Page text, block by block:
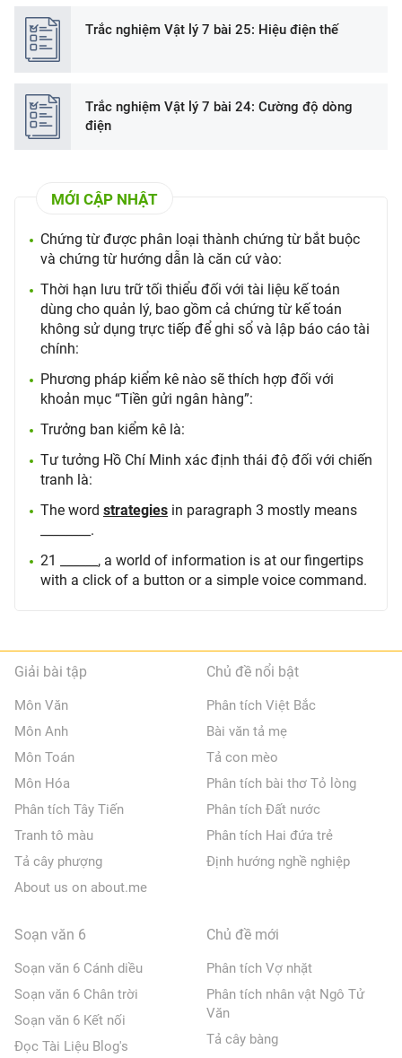
Trắc nghiệm Vật lý 7 bài 25: Hiệu điện thế
Trắc nghiệm Vật lý 7 bài 24: Cường độ dòng
điện
MỚI CẬP NHẬT
Chứng từ được phân loại thành chứng từ bắt buộc
và chứng từ hướng dẫn là căn cứ vào:
Thời hạn lưu trữ tối thiểu đối với tài liệu kế toán
dùng cho quản lý, bao gồm cả chứng từ kế toán
không sử dụng trực tiếp để ghi sổ và lập báo cáo tài
chính:
Phương pháp kiểm kê nào sẽ thích hợp đối với
khoản mục “Tiền gửi ngân hàng”:
Trưởng ban kiểm kê là:
Tư tưởng Hồ Chí Minh xác định thái độ đối với chiến
tranh là:
The word strategies in paragraph 3 mostly means
________.
21 ______, a world of information is at our fingertips
with a click of a button or a simple voice command.
Giải bài tập
Môn Văn
Môn Anh
Môn Toán
Môn Hóa
Phân tích Tây Tiến
Tranh tô màu
Tả cây phượng
About us on about.me
Chủ đề nổi bật
Phân tích Việt Bắc
Bài văn tả mẹ
Tả con mèo
Phân tích bài thơ Tỏ lòng
Phân tích Đất nước
Phân tích Hai đứa trẻ
Định hướng nghề nghiệp
Soạn văn 6
Soạn văn 6 Cánh diều
Soạn văn 6 Chân trời
Soạn văn 6 Kết nối
Đọc Tài Liệu Blog's
Chủ đề mới
Phân tích Vợ nhặt
Phân tích nhân vật Ngô Tử
Văn
Tả cây bàng